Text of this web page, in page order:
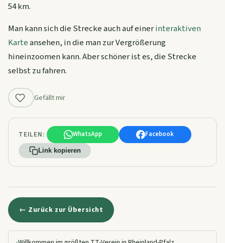
54 km.
Man kann sich die Strecke auch auf einerinteraktiven
Karteansehen, in die man zur Vergrößerung
hineinzoomen kann. Aber schöner ist es, die Strecke
selbst zu fahren.
Gefällt mir
TEILEN: WhatsApp Facebook
Link kopieren
← Zurück zur Übersicht